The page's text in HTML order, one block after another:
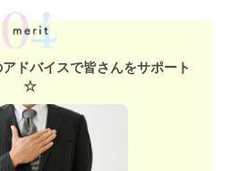
ドバイスで皆さんをサポート
☆